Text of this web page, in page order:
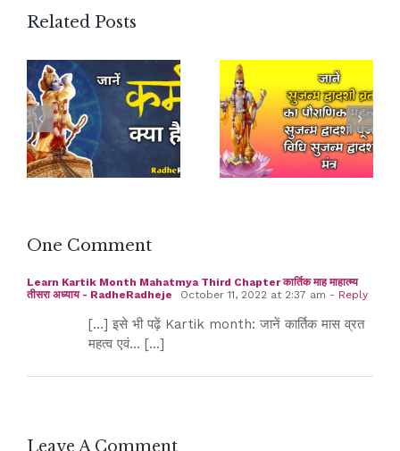
Related Posts
One Comment
Learn Kartik Month Mahatmya Third Chapter कार्तिक माह माहात्म्य
तीसरा अध्याय - RadheRadheje
October 11, 2022 at 2:37 am - Reply
[…] इसे भी पढ़ें Kartik month: जानें कार्तिक मास व्रत
महत्व एवं… […]
Leave A Comment